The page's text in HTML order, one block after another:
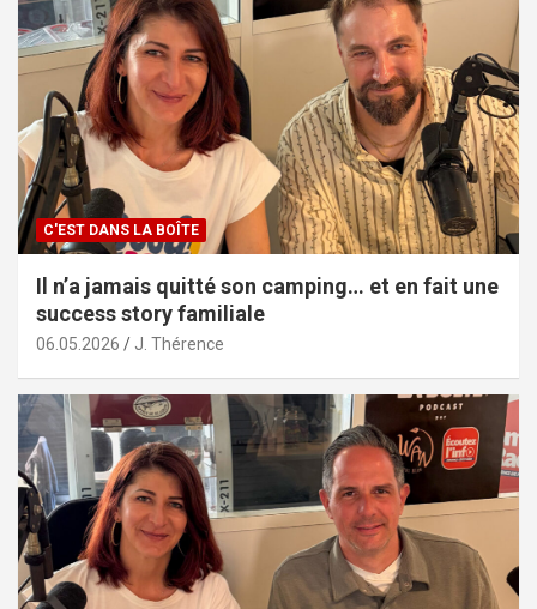
C'EST DANS LA BOÎTE
Il n’a jamais quitté son camping… et en fait une
success story familiale
06.05.2026 J. Thérence